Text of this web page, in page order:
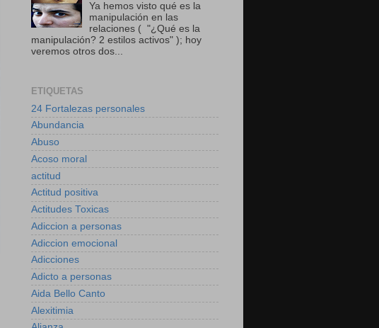
Ya hemos visto qué es la
manipulación en las
relaciones ( "¿Qué es la
manipulación? 2 estilos activos" ); hoy
veremos otros dos...
ETIQUETAS
24 Fortalezas personales
Abundancia
Abuso
Acoso moral
actitud
Actitud positiva
Actitudes Toxicas
Adiccion a personas
Adiccion emocional
Adicciones
Adicto a personas
Aida Bello Canto
Alexitimia